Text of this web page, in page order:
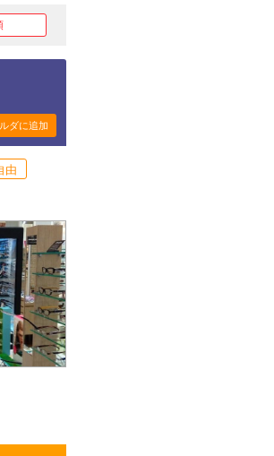
ダに追加
由